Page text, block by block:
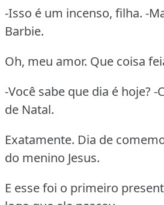
-Isso é um incenso, filha. -
Barbie.
Oh, meu amor. Que coisa
-Você sabe que dia é hoje?
de Natal.
Exatamente. Dia de
do menino Jesus.
E esse foi o primeiro